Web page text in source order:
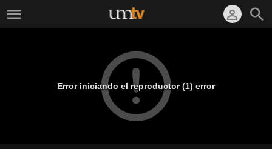
Error iniciando el reproductor (1) error